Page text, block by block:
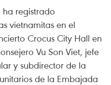
registrado
vietnamitas en el
Crocus City Hall en
Vu Son Viet, jefe
y subdirector de la
de la Embajada